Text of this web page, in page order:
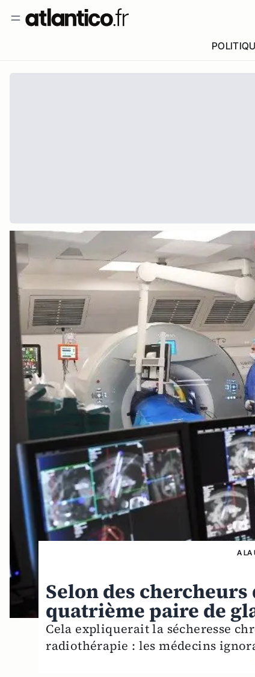
A LA
Selon des chercheurs
quatrième paire de
Cela expliquerait la sécheresse
radiothérapie : les médecins